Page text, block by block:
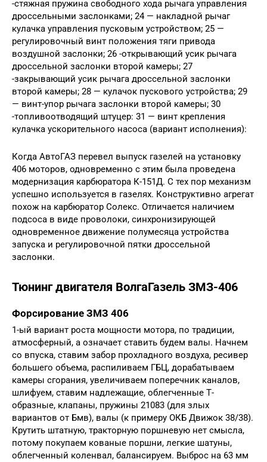
-стяжная пружина свободного хода рычага управления
дроссельными заслонками; 24 — накладной рычаг
кулачка управления пусковым устройством; 25 —
регулировочный винт положения тяги привода
воздушной заслонки; 26 -открывающий усик рычага
дроссельной заслонки второй камеры; 27
-закрывающий усик рычага дроссельной заслонки
второй камеры; 28 — кулачок пускового устройства; 29
— винт-упор рычага заслонки второй камеры; 30
-топливоотводящий штуцер: 31 — винт крепления
кулачка ускорительного насоса (вариант исполнения):
Когда АвтоГАЗ перевел выпуск газелей на установку
406 моторов, одновременно с этим была проведена
модернизация карбюратора К-151Д. С тех пор механизм
успешно используется в газелях. Конструктивно агрегат
похож на карбюратор Солекс. Отличается наличием
подсоса в виде проволоки, синхронизирующей
одновременное движение полумесяца устройства
запуска и регулировочной пятки дроссельной
заслонки.
Тюнинг двигателя ВолгаГазель ЗМЗ-406
Форсирование ЗМЗ 406
1-ый вариант роста мощности мотора, по традиции,
атмосферный, а означает ставить будем валы. Начнем
со впуска, ставим забор прохладного воздуха, ресивер
большего объема, распиливаем ГБЦ, дорабатываем
камеры сгорания, увеличиваем поперечник каналов,
шлифуем, ставим надлежащие, облегченные Т-
образные, клапаны, пружины 21083 (для злых
вариантов от Бмв), валы (к примеру ОКБ Движок 38/38).
Крутить штатную, тракторную поршневую нет смысла,
потому покупаем кованые поршни, легкие шатуны,
облегченный коленвал, балансируем. Выброс на 63 мм